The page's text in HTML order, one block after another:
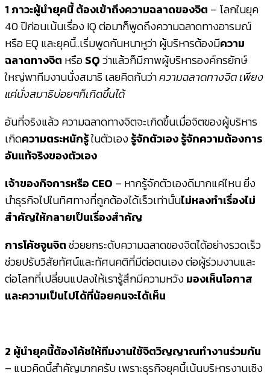
1 ภาวะผู้นำยุคนี้ ต้องเข้าถึงความฉลาดของจิต – โลกในยุค
40 ปีก่อนเน้นเรื่อง IQ ต่อมาก็พูดถึงความฉลาดทางอารมณ์
หรือ EQ และยุคนี้..เริ่มพูดกันหนาหูว่า ผู้บริหารต้องมีความ
ฉลาดทางจิต หรือSQว่าแล้วก็มีภาพผู้บริหารองค์กรยักษ์
ใหญ่พาทีมงานนั่งสมาธิ เลยคิดกันว่าความฉลาดทางจิต เพียง
แค่นั่งสมาธิบ่อยๆก็เกิดขึ้นได้
อันที่จริงแล้ว ความฉลาดทางจิตจะเกิดขึ้นเมื่อจิตของผู้บริหาร
เกิดความตระหนักรู้ในตัวเองรู้จักตัวเอง รู้จักความต้องการ
อันแท้จริงของตัวเอง
เจ้าของกิจการหรือ CEO – หากรู้จักตัวเองดีมากแค่ไหน ยิ่ง
นำธุรกิจไปในทิศทางที่ถูกต้องได้เร็วเท่านั้นไม่หลงทำเรื่องไม่
สำคัญให้กลายเป็นเรื่องสำคัญ
การโค้ชจูนจิตช่วยยกระดับความฉลาดของจิตได้อย่างรวดเร็ว
ช่วยปรับวิสัยทัศน์และทัศนคติที่มีต่อตนเอง ต่อผู้ร่วมงานและ
ต่อโลกที่เปลี่ยนแปลงให้เรารู้สึกมีความหวังมองเห็นโอกาส
และความเป็นไปได้ที่น้อยคนจะได้เห็น
2 ผู้นำยุคนี้ต้องโค้ชให้ทีมงานใช้จิตวิญญาณทำงานร่วมกัน
– แนวคิดนี้สำคัญมากครับ เพราะธุรกิจยุคนี้เน้นบริหารงานเชิง